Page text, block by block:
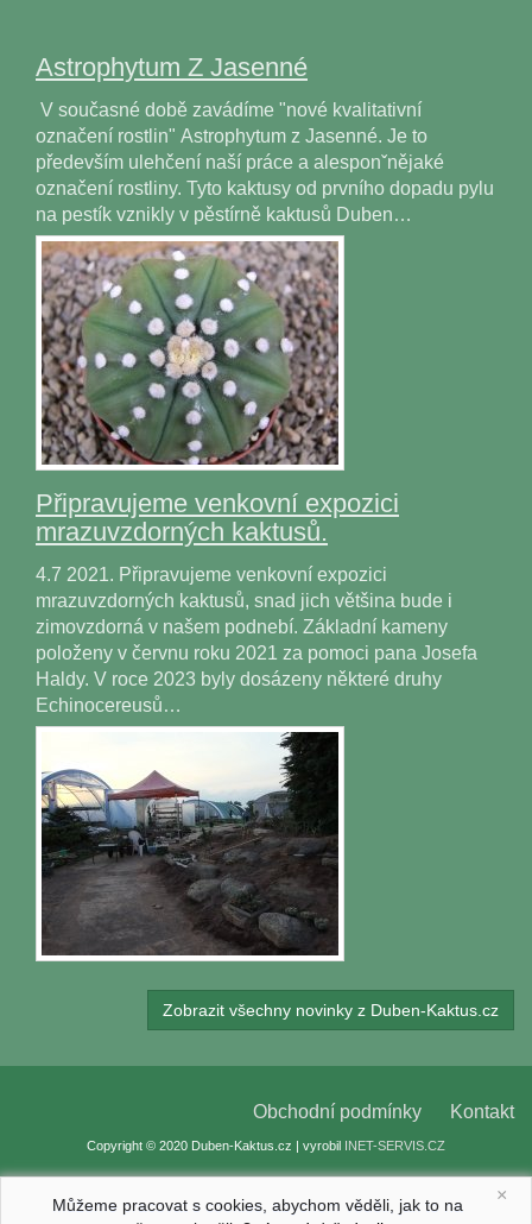
Astrophytum Z Jasenné
V současné době zavádíme "nové kvalitativní
označení rostlin" Astrophytum z Jasenné. Je to
především ulehčení naší práce a alesponˇnějaké
označení rostliny. Tyto kaktusy od prvního dopadu pylu
na pestík vznikly v pěstírně kaktusů Duben…
Připravujeme venkovní expozici
mrazuvzdorných kaktusů.
4.7 2021. Připravujeme venkovní expozici
mrazuvzdorných kaktusů, snad jich většina bude i
zimovzdorná v našem podnebí. Základní kameny
položeny v červnu roku 2021 za pomoci pana Josefa
Haldy. V roce 2023 byly dosázeny některé druhy
Echinocereusů…
Zobrazit všechny novinky z Duben-Kaktus.cz
Obchodní podmínky Kontakt
Copyright © 2020 Duben-Kaktus.cz | vyrobil INET-SERVIS.CZ
×
Můžeme pracovat s cookies, abychom věděli, jak to na